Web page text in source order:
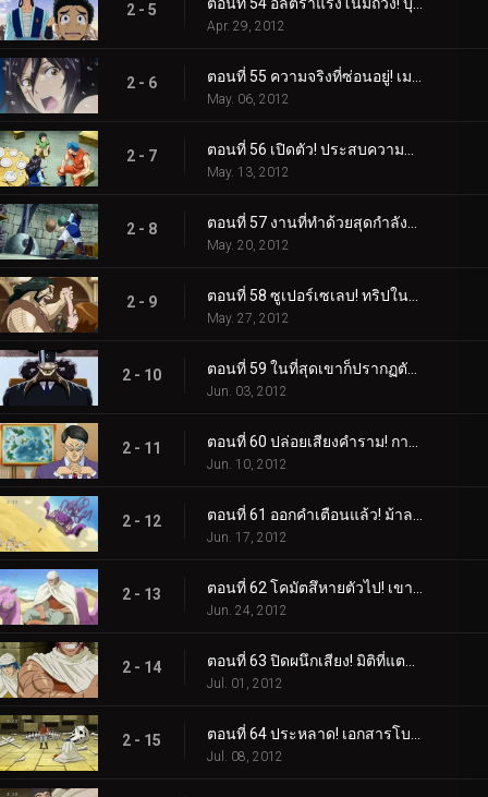
2 - 5
Apr. 29, 2012
2 - 6
May. 06, 2012
2 - 7
May. 13, 2012
2 - 8
May. 20, 2012
2 - 9
May. 27, 2012
2 - 10
Jun. 03, 2012
2 - 11
Jun. 10, 2012
2 - 12
Jun. 17, 2012
2 - 13
Jun. 24, 2012
2 - 14
Jul. 01, 2012
2 - 15
Jul. 08, 2012